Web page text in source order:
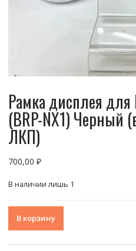
Рамка дисплея для
(BRP-NX1) Черный
ЛКП)
700,00 ₽
В наличии лишь 1
товара
В корзину